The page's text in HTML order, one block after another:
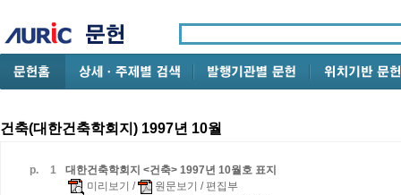
건축(대한건축학회지) 1997년 10월
p. 1
대한건축학회지 <건축> 1997년 10월호 표지
미리보기 / 원문보기 / 편집부